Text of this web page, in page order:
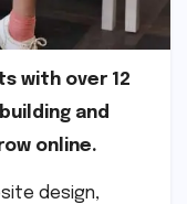
with over 12
and
online.
design,